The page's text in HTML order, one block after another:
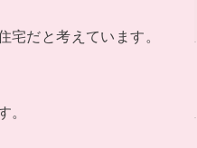
だと考えています。